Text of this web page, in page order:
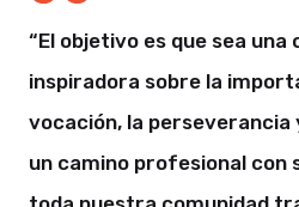
“El objetivo es que sea una
inspiradora sobre la
vocación, la
un camino profesional con